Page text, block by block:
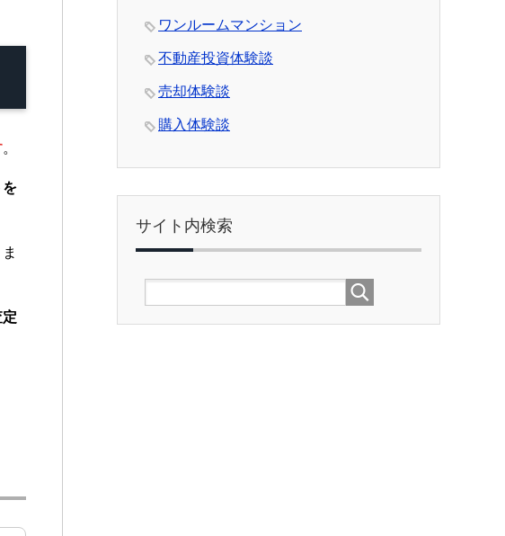
。
を
ワンルームマンション
不動産投資体験談
売却体験談
購入体験談
サイト内検索